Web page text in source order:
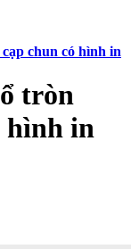
chun có hình in
tròn
hình in